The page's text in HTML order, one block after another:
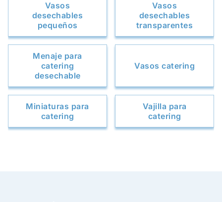
Vasos
desechables
pequeños
Vasos
desechables
transparentes
Menaje para
catering
desechable
Vasos catering
Miniaturas para
catering
Vajilla para
catering